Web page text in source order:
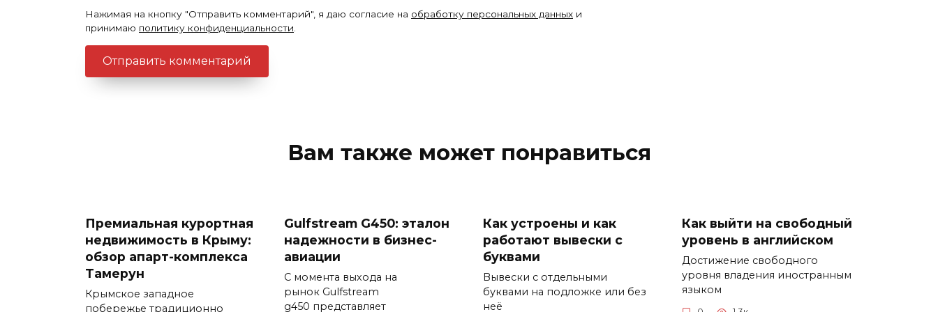
Нажимая на кнопку "Отправить комментарий", я даю согласие на обработку персональных данных и
принимаю политику конфиденциальности.
Вам также может понравиться
Премиальная курортная
недвижимость в Крыму:
обзор апарт-комплекса
Тамерун
Крымское западное
побережье традиционно
Gulfstream G450: эталон
надежности в бизнес-
авиации
С момента выхода на
рынок Gulfstream
g450 представляет
Как устроены и как
работают вывески с
буквами
Вывески с отдельными
буквами на подложке или без
неё
Как выйти на свободный
уровень в английском
Достижение свободного
уровня владения иностранным
языком